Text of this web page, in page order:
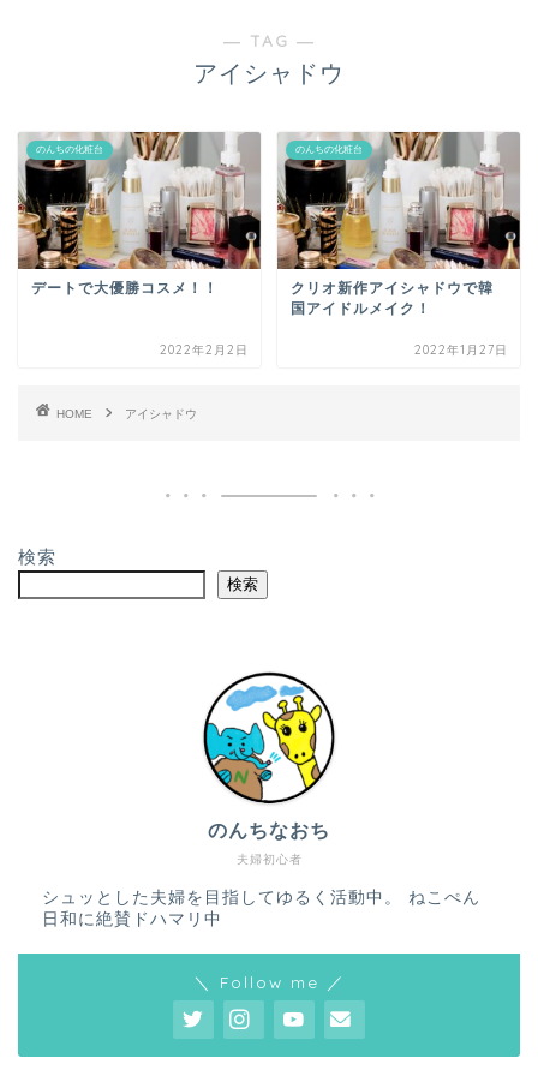
― TAG ―
アイシャドウ
のんちの化粧台
デートで大優勝コスメ！！
2022年2月2日
のんちの化粧台
クリオ新作アイシャドウで韓
国アイドルメイク！
2022年1月27日
HOME アイシャドウ
検索
検索
夫婦初心者
のんちなおち
シュッとした夫婦を目指してゆるく活動中。 ねこぺん
日和に絶賛ドハマリ中
＼ Follow me ／